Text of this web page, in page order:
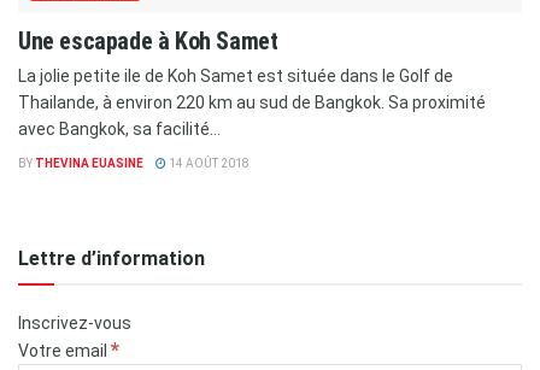
Une escapade à Koh Samet
La jolie petite ile de Koh Samet est située dans le Golf de
Thailande, à environ 220 km au sud de Bangkok. Sa proximité
avec Bangkok, sa facilité...
BY THEVINA EUASINE 14 AOÛT 2018
Lettre d’information
Inscrivez-vous
Votre email *